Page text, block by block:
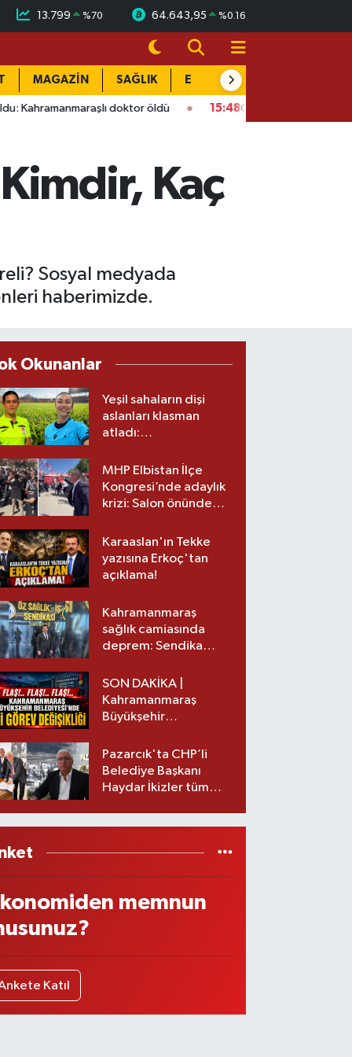
13.799 %70 64.643,95 %0.16
MAGAZİN SAĞLIK EĞİTİM
doktor öldü 15:48Onikişubat’ta ücretsiz üniversite
Kaç
Sosyal medyada
haberimizde.
Okunanlar
Yeşil sahaların dişi
aslanları klasman
atladı:
üst lige iki transfer!
MHP Elbistan İlçe
Kongresi’nde adaylık
krizi: Salon önünde
Karaaslan'ın Tekke
yazısına Erkoç'tan
açıklama!
Kahramanmaraş
sağlık camiasında
deprem: Sendika
SON DAKİKA |
Kahramanmaraş
Büyükşehir
görev değişikliği!
Pazarcık'ta CHP’li
Belediye Başkanı
Haydar İkizler tüm
memnun
Katıl